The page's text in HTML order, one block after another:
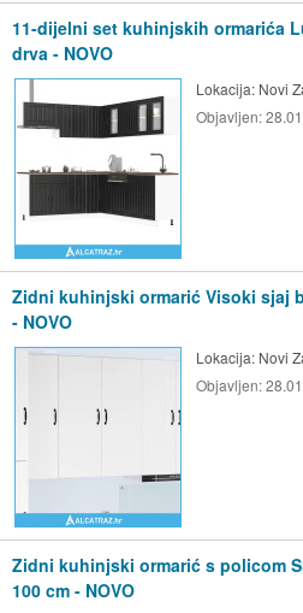
11-dijelni set kuhinjskih ormarića
drva - NOVO
Lokacija: Novi
Objavljen:
Zidni kuhinjski ormarić Visoki sjaj
- NOVO
Lokacija: Novi
Objavljen:
Zidni kuhinjski ormarić s policom
100 cm - NOVO